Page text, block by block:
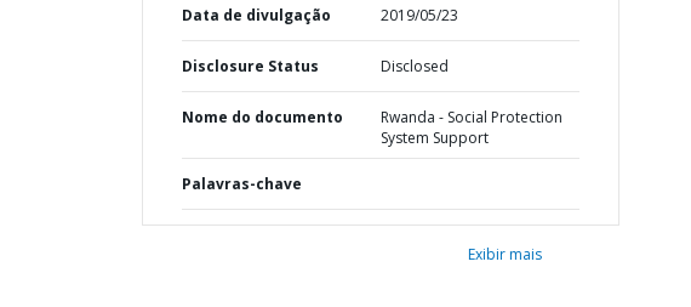
Data de divulgação 2019/05/23
Disclosure Status Disclosed
Nome do documento
Rwanda - Social Protection
System Support
Palavras-chave
Exibir mais